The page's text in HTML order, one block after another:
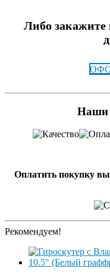
Либо закажите
Наши
Оплатить покупку
Рекомендуем!